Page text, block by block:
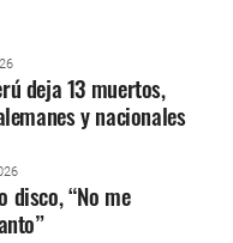
deja 13 muertos,
y nacionales
disco, “No me